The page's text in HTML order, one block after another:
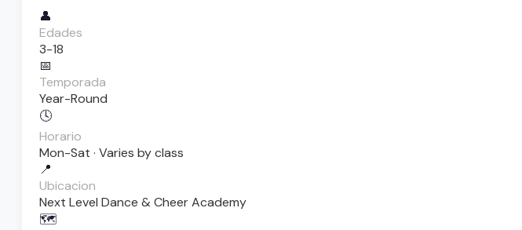
👤
Edades
3-18
📅
Temporada
Year-Round
🕓
Horario
Mon-Sat · Varies by class
📍
Ubicacion
Next Level Dance & Cheer Academy
🗺️